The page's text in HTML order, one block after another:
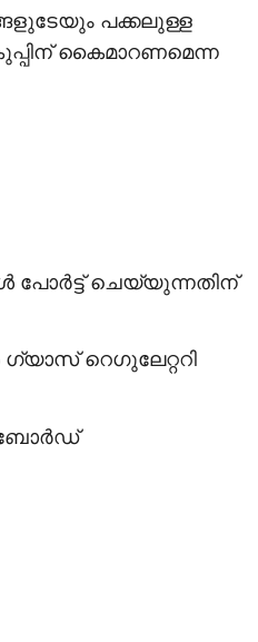
പക്കലുള്ള
കൈമാറണമെന്ന
പോര്‍ട്ട് ചെയ്യുന്നതിന്
റെഗുലേറ്ററി
ബോര്‍ഡ്